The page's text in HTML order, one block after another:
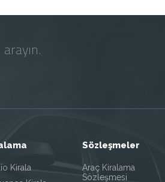
Kirala
Sözleşmeler
Araç Kiralama
Sözleşmesi